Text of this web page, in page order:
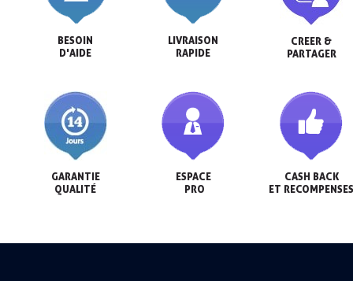
BESOIN
D'AIDE
LIVRAISON
RAPIDE
CREER &
PARTAGER
GARANTIE
QUALITÉ
ESPACE
PRO
CASH BACK
ET